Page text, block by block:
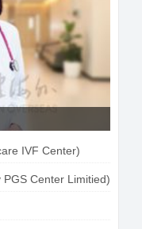
IVF Center)
Center Limitied)